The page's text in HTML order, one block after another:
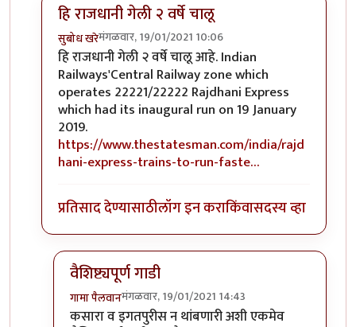
हि राजधानी गेली २ वर्षे चालू
सुबोध खरेमंगळवार, 19/01/2021 10:06
In reply toराजधानी...byहेमंतकुमार
हि राजधानी गेली २ वर्षे चालू आहे. Indian
Railways'Central Railway zone which
operates 22221/22222 Rajdhani Express
which had its inaugural run on 19 January
2019.
https://www.thestatesman.com/india/rajd
hani-express-trains-to-run-faste…
प्रतिसाद देण्यासाठीलॉग इन कराकिंवासदस्य व्हा
वैशिष्ट्यपूर्ण गाडी
गामा पैलवानमंगळवार, 19/01/2021 14:43
In reply toहि राजधानी गेली २ वर्षे चालूby
कसारा व इगतपुरीस न थांबणारी अशी एकमेव